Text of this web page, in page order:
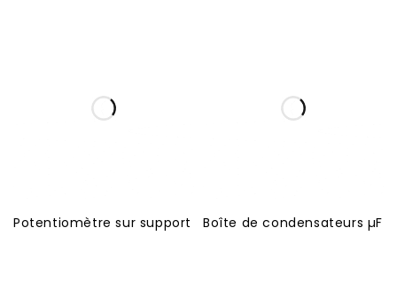
Potentiomètre sur support Boîte de condensateurs µF